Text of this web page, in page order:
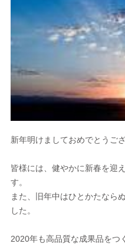
新年明けましておめでとうござ
皆様には、健やかに新春を迎
す。
また、旧年中はひとかたなら
した。
2020年も高品質な成果品をつ